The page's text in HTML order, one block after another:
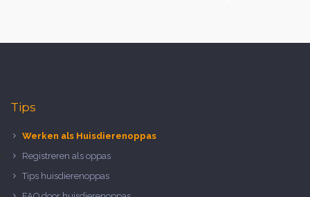
Tips
Werken als Huisdierenoppas
Registreren als oppas
Tips huisdierenoppas